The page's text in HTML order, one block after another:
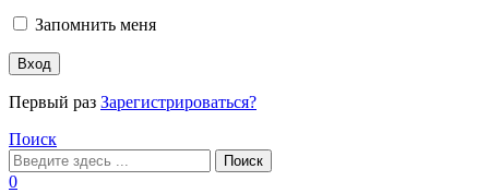
Запомнить меня
Вход
Первый раз Зарегистрироваться?
Поиск
Поиск
0